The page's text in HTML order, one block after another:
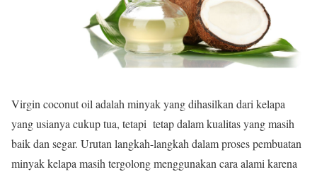
Virgin coconut oil adalah minyak yang dihasilkan dari kelapa
yang usianya cukup tua, tetapi tetap dalam kualitas yang masih
baik dan segar. Urutan langkah-langkah dalam proses pembuatan
minyak kelapa masih tergolong menggunakan cara alami karena